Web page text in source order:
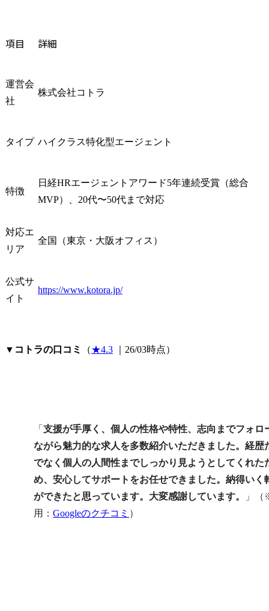
項目 詳細
運営会
社
株式会社コトラ
タイプ ハイクラス特化型エージェント
特徴
日経HRエージェントアワード5年連続受賞（総合
MVP）、20代〜50代まで対応
対応エ
リア
全国（東京・大阪オフィス）
公式サ
イト
https://www.kotora.jp/
▼ コトラの口コミ （★4.3 ｜26/03時点）
「 支援が手厚く、個人の性格や特性、志向までフォロ
ながら魅力的な求人を多数紹介いただきました。経歴
でなく個人の人間性までしっかり見ようとしてくれた
め、安心してサポートをお任せできました。納得いく
ができたと思っています。大変感謝しています。
」
用： Googleのクチコミ ）